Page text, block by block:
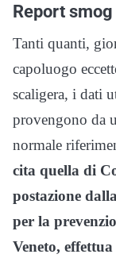
Report
Tanti quanti,
capoluogo
scaligera, i dati
provengono da
normale
cita quella di
postazione
per la
Veneto,